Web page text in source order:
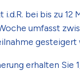
i.d.R. bei bis zu
umfasst
gesteigert
erhalten